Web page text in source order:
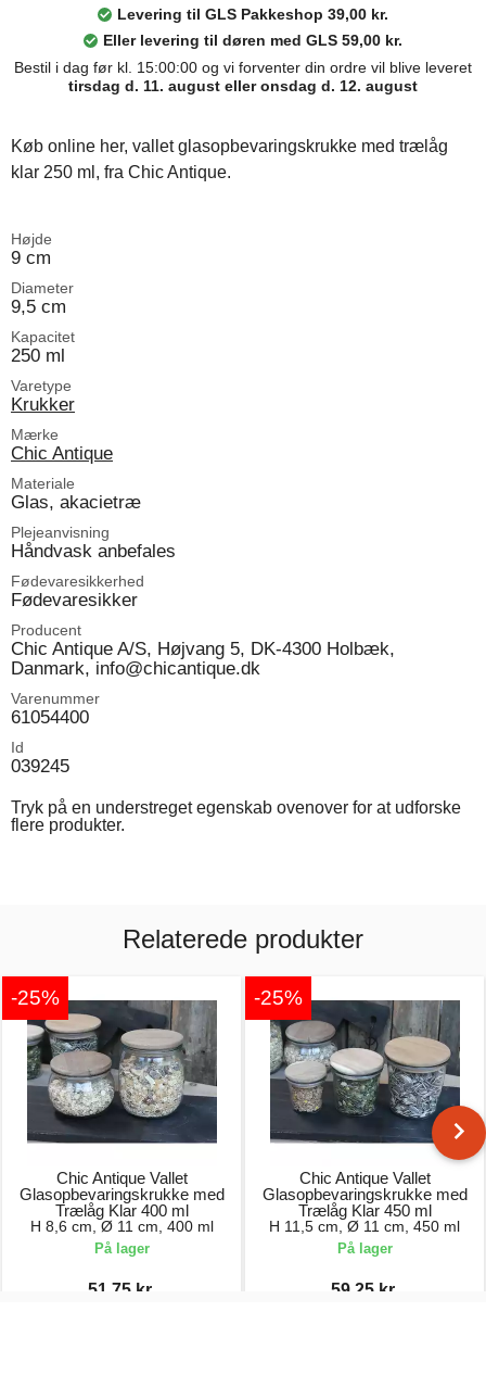
Levering til GLS Pakkeshop 39,00 kr.
Eller levering til døren med GLS 59,00 kr.
Bestil i dag før kl. 15:00:00 og vi forventer din ordre vil blive leveret
tirsdag d. 11. august eller onsdag d. 12. august
Køb online her, vallet glasopbevaringskrukke med trælåg
klar 250 ml, fra Chic Antique.
Højde
9 cm
Diameter
9,5 cm
Kapacitet
250 ml
Varetype
Krukker
Mærke
Chic Antique
Materiale
Glas, akacietræ
Plejeanvisning
Håndvask anbefales
Fødevaresikkerhed
Fødevaresikker
Producent
Chic Antique A/S, Højvang 5, DK-4300 Holbæk,
Danmark, info@chicantique.dk
Varenummer
61054400
Id
039245
Tryk på en understreget egenskab ovenover for at udforske
flere produkter.
Relaterede produkter
-25%
Chic Antique Vallet
Glasopbevaringskrukke med
Trælåg Klar 400 ml
H 8,6 cm, Ø 11 cm, 400 ml
På lager
51,75 kr.
-25%
Chic Antique Vallet
Glasopbevaringskrukke med
Trælåg Klar 450 ml
H 11,5 cm, Ø 11 cm, 450 ml
På lager
59,25 kr.